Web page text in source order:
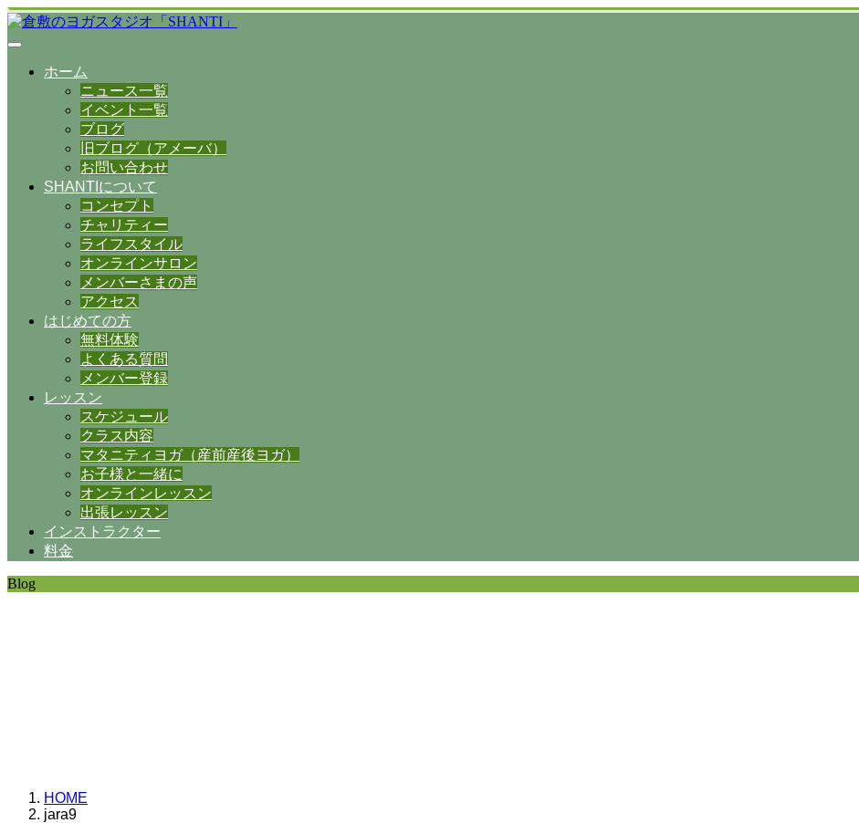
ホーム
ニュース一覧
イベント一覧
ブログ
旧ブログ（アメーバ）
お問い合わせ
SHANTIについて
コンセプト
チャリティー
ライフスタイル
オンラインサロン
メンバーさまの声
アクセス
はじめての方
無料体験
よくある質問
メンバー登録
レッスン
スケジュール
クラス内容
マタニティヨガ（産前産後ヨガ）
お子様と一緒に
オンラインレッスン
出張レッスン
インストラクター
料金
Blog
HOME
jara9